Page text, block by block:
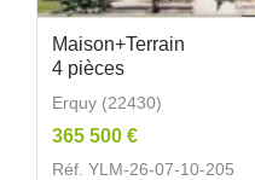
Maison+Terrain
4 pièces
Erquy (22430)
365 500 €
Réf. YLM-26-07-10-205